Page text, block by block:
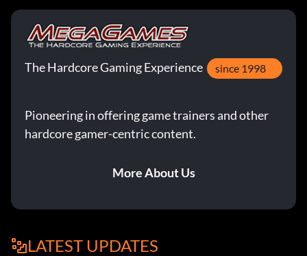
The Hardcore Gaming Experience since 1998
Pioneering in offering game trainers and other
hardcore gamer-centric content.
More About Us
LATEST UPDATES